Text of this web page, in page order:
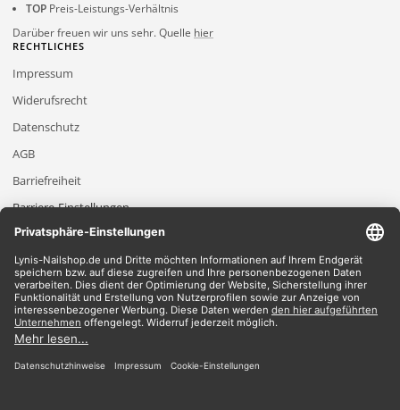
TOP Preis-Leistungs-Verhältnis
Darüber freuen wir uns sehr. Quelle hier
RECHTLICHES
Impressum
Widerufsrecht
Datenschutz
AGB
Barriefreiheit
Barriere-Einstellungen
2026 Lynis-Nailshop.de | Alle Rechte vorbehalten | Dein Nailshop für Nageldesign
Produkte
*Gilt für Lieferungen innerhalb Deutschlands, Lieferzeiten für andere Länder
entnehmen Sie bitte der Schaltfläche mit den Versandinformationen.
*Alle Preise verstehen sich inklusive Mehrwertsteuer und zzgl. Versandkosten
Wir akzeptieren